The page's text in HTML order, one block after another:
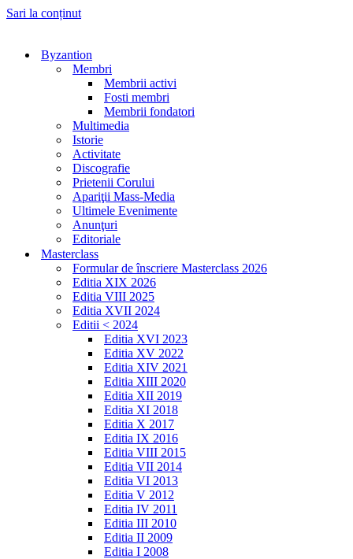
Sari la conținut
Byzantion
Membri
Membrii activi
Fosti membri
Membrii fondatori
Multimedia
Istorie
Activitate
Discografie
Prietenii Corului
Apariţii Mass-Media
Ultimele Evenimente
Anunţuri
Editoriale
Masterclass
Formular de înscriere Masterclass 2026
Editia XIX 2026
Editia VIII 2025
Editia XVII 2024
Editii < 2024
Editia XVI 2023
Editia XV 2022
Editia XIV 2021
Editia XIII 2020
Editia XII 2019
Editia XI 2018
Editia X 2017
Editia IX 2016
Editia VIII 2015
Editia VII 2014
Editia VI 2013
Editia V 2012
Editia IV 2011
Editia III 2010
Editia II 2009
Editia I 2008